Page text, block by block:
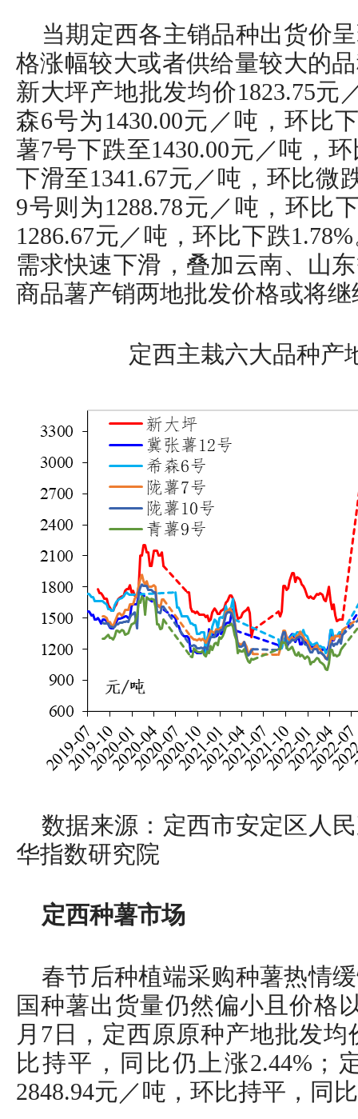
当期定西各主销品种出货价
格涨幅较大或者供给量较大的
新大坪产地批发均价1823.75元
森6号为1430.00元／吨，环比
薯7号下跌至1430.00元／吨，
下滑至1341.67元／吨，环比微
9号则为1288.78元／吨，环比
1286.67元／吨，环比下跌
需求快速下滑，叠加云南、山
商品薯产销两地批发价格或将
定西主栽六大品种产
数据来源：定西市安定区人
华指数研究院
定西种薯市场
春节后种植端采购种薯热情
国种薯出货量仍然偏小且价格
月7日，定西原原种产地批发均
比持平，同比仍上涨2.44%；
2848.94元／吨，环比持平，同